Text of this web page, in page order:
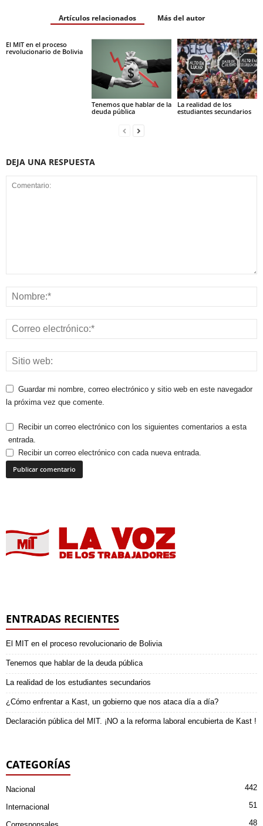
Artículos relacionados Más del autor
El MIT en el proceso
revolucionario de Bolivia
Tenemos que hablar de la
deuda pública
La realidad de los
estudiantes secundarios
DEJA UNA RESPUESTA
Guardar mi nombre, correo electrónico y sitio web en este navegador
la próxima vez que comente.
Recibir un correo electrónico con los siguientes comentarios a esta
entrada.
Recibir un correo electrónico con cada nueva entrada.
ENTRADAS RECIENTES
El MIT en el proceso revolucionario de Bolivia
Tenemos que hablar de la deuda pública
La realidad de los estudiantes secundarios
¿Cómo enfrentar a Kast, un gobierno que nos ataca día a día?
Declaración pública del MIT. ¡NO a la reforma laboral encubierta de Kast !
CATEGORÍAS
Nacional 442
Internacional 51
48